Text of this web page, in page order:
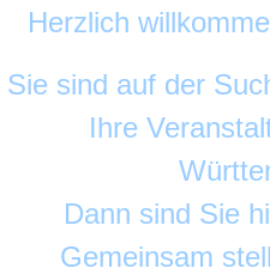
Herzlich
Sie sind auf der
Ihre
Dann sind Sie
Gemeinsam